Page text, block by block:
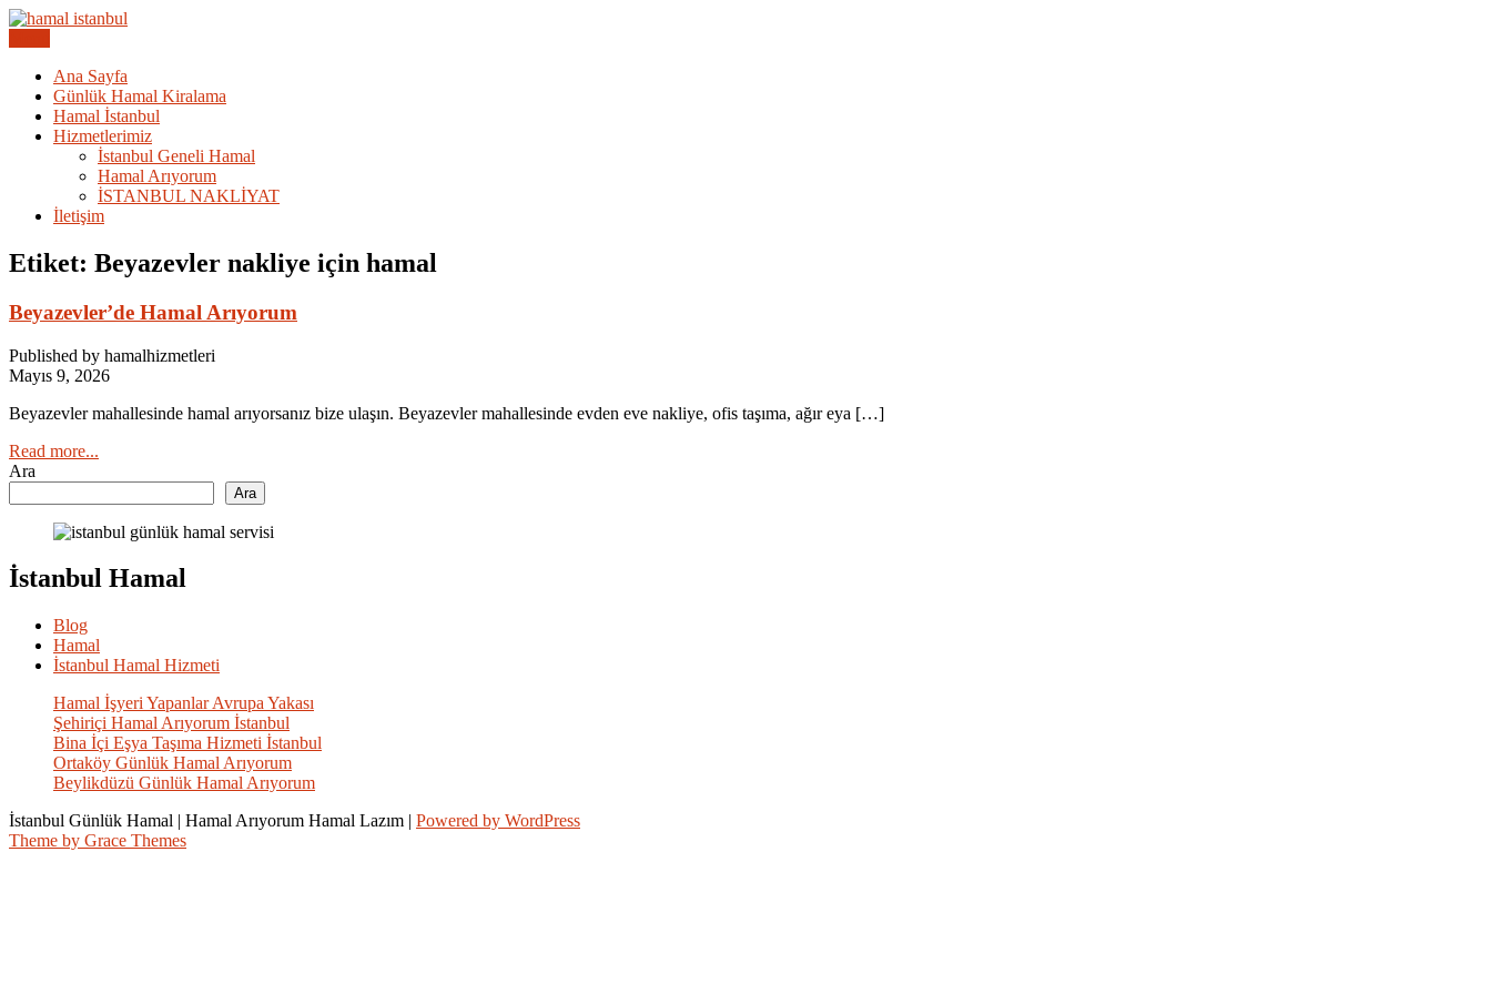
Skip
İstanbul Günlük Hamal | Hamal Arıyorum Hamal Lazım
Ana Sayfa
Günlük Hamal Kiralama
Hamal İstanbul
Hizmetlerimiz
İstanbul Geneli Hamal
Hamal Arıyorum
İSTANBUL NAKLİYAT
İletişim
Etiket: Beyazevler nakliye için hamal
Beyazevler’de Hamal Arıyorum
Published by hamalhizmetleri
Mayıs 9, 2026
Beyazevler mahallesinde hamal arıyorsanız bize ulaşın. Beyazevler mahallesinde evden eve nakliye, ofis taşıma, ağır eya […]
Read more...
Ara
Ara
İstanbul Hamal
Blog
Hamal
İstanbul Hamal Hizmeti
Hamal İşyeri Yapanlar Avrupa Yakası
Şehiriçi Hamal Arıyorum İstanbul
Bina İçi Eşya Taşıma Hizmeti İstanbul
Ortaköy Günlük Hamal Arıyorum
Beylikdüzü Günlük Hamal Arıyorum
İstanbul Günlük Hamal | Hamal Arıyorum Hamal Lazım | Powered by WordPress
Theme by Grace Themes